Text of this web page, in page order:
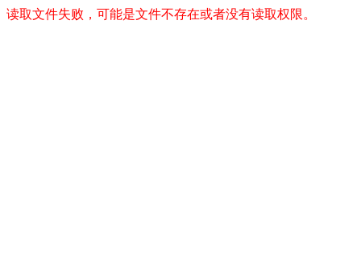
读取文件失败，可能是文件不存在或者没有读取权限。